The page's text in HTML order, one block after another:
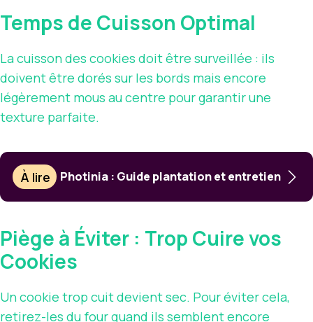
Temps de Cuisson Optimal
La cuisson des cookies doit être surveillée : ils
doivent être dorés sur les bords mais encore
légèrement mous au centre pour garantir une
texture parfaite.
À lire Photinia : Guide plantation et entretien
Piège à Éviter : Trop Cuire vos
Cookies
Un cookie trop cuit devient sec. Pour éviter cela,
retirez-les du four quand ils semblent encore